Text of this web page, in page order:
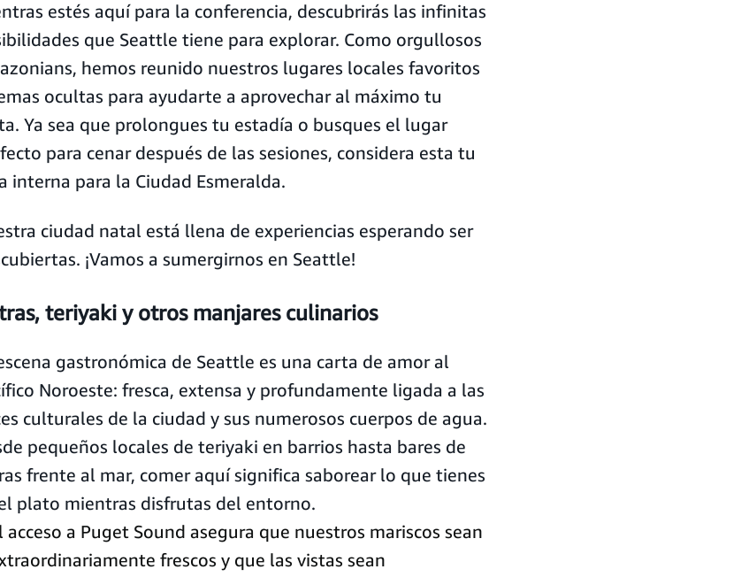
estés aquí para la conferencia, descubrirás las infinitas
que Seattle tiene para explorar. Como orgullosos
hemos reunido nuestros lugares locales favoritos
ocultas para ayudarte a aprovechar al máximo tu
Ya sea que prolongues tu estadía o busques el lugar
para cenar después de las sesiones, considera esta tu
interna para la Ciudad Esmeralda.
ciudad natal está llena de experiencias esperando ser
¡Vamos a sumergirnos en Seattle!
teriyaki y otros manjares culinarios
gastronómica de Seattle es una carta de amor al
Noroeste: fresca, extensa y profundamente ligada a las
culturales de la ciudad y sus numerosos cuerpos de agua.
pequeños locales de teriyaki en barrios hasta bares de
frente al mar, comer aquí significa saborear lo que tienes
plato mientras disfrutas del entorno.
acceso a Puget Sound asegura que nuestros mariscos sean
frescos y que las vistas sean